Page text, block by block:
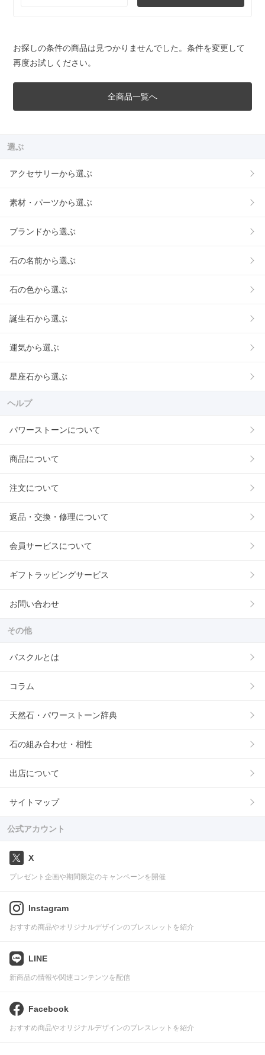
お探しの条件の商品は見つかりませんでした。条件を変更して
再度お試しください。
全商品一覧へ
選ぶ
アクセサリーから選ぶ
素材・パーツから選ぶ
ブランドから選ぶ
石の名前から選ぶ
石の色から選ぶ
誕生石から選ぶ
運気から選ぶ
星座石から選ぶ
ヘルプ
パワーストーンについて
商品について
注文について
返品・交換・修理について
会員サービスについて
ギフトラッピングサービス
お問い合わせ
その他
パスクルとは
コラム
天然石・パワーストーン辞典
石の組み合わせ・相性
出店について
サイトマップ
公式アカウント
X
プレゼント企画や期間限定のキャンペーンを開催
Instagram
おすすめ商品やオリジナルデザインのブレスレットを紹介
LINE
新商品の情報や関連コンテンツを配信
Facebook
おすすめ商品やオリジナルデザインのブレスレットを紹介